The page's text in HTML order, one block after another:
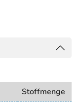
Stoffmenge